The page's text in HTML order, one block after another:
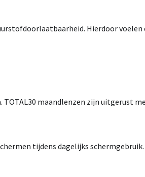
Hierdoor voelen
TOTAL30 maandlenzen zijn uitgerust
tijdens dagelijks